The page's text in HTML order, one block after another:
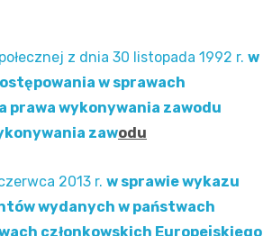
z dnia 30 listopada 1992 r. w
w sprawach
prawa wykonywania zawodu
zawodu
2013 r. w sprawie wykazu
wydanych w państwach
członkowskich Europejskiego